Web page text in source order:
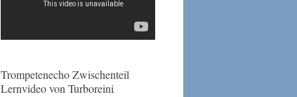
Trompetenecho Zwischenteil
Lernvideo von Turboreini